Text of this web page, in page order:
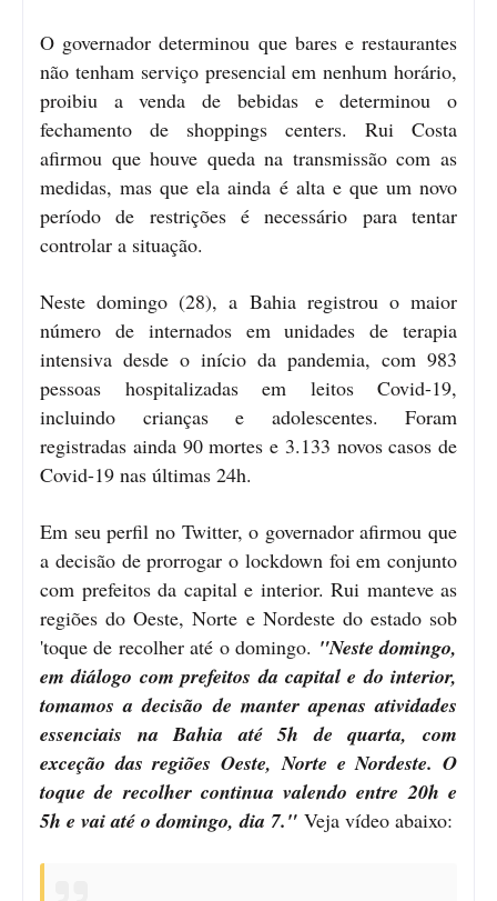
O governador determinou que bares e restaurantes
não tenham serviço presencial em nenhum horário,
proibiu a venda de bebidas e determinou o
fechamento de shoppings centers. Rui Costa
afirmou que houve queda na transmissão com as
medidas, mas que ela ainda é alta e que um novo
período de restrições é necessário para tentar
controlar a situação.
Neste domingo (28), a Bahia registrou o maior
número de internados em unidades de terapia
intensiva desde o início da pandemia, com 983
pessoas hospitalizadas em leitos Covid-19,
incluindo crianças e adolescentes. Foram
registradas ainda 90 mortes e 3.133 novos casos de
Covid-19 nas últimas 24h.
Em seu perfil no Twitter, o governador afirmou que
a decisão de prorrogar o lockdown foi em conjunto
com prefeitos da capital e interior. Rui manteve as
regiões do Oeste, Norte e Nordeste do estado sob
'toque de recolher até o domingo. "Neste domingo,
em diálogo com prefeitos da capital e do interior,
tomamos a decisão de manter apenas atividades
essenciais na Bahia até 5h de quarta, com
exceção das regiões Oeste, Norte e Nordeste. O
toque de recolher continua valendo entre 20h e
5h e vai até o domingo, dia 7." Veja vídeo abaixo: